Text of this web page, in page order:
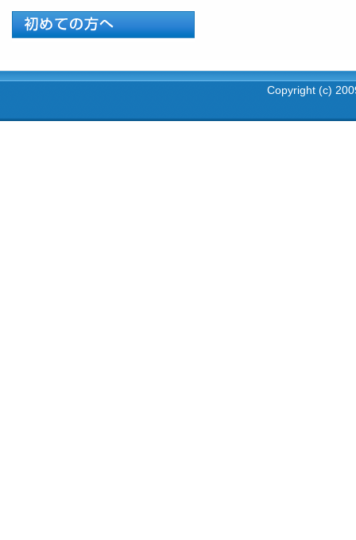
Copyright (c)